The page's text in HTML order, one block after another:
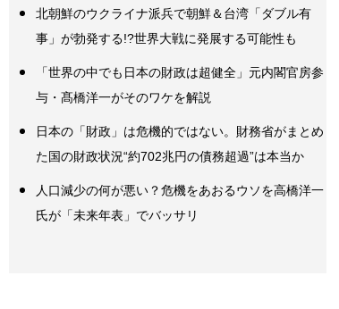
北朝鮮のウクライナ派兵で朝鮮＆台湾「ダブル有
事」が勃発する!?世界大戦に発展する可能性も
「世界の中でも日本の財政は超健全」元内閣官房参
与・髙橋洋一がそのワケを解説
日本の「財政」は危機的ではない。財務省がまとめ
た国の財政状況“約702兆円の債務超過”は本当か
人口減少の何が悪い？危機をあおるウソを高橋洋一
氏が「未来年表」でバッサリ